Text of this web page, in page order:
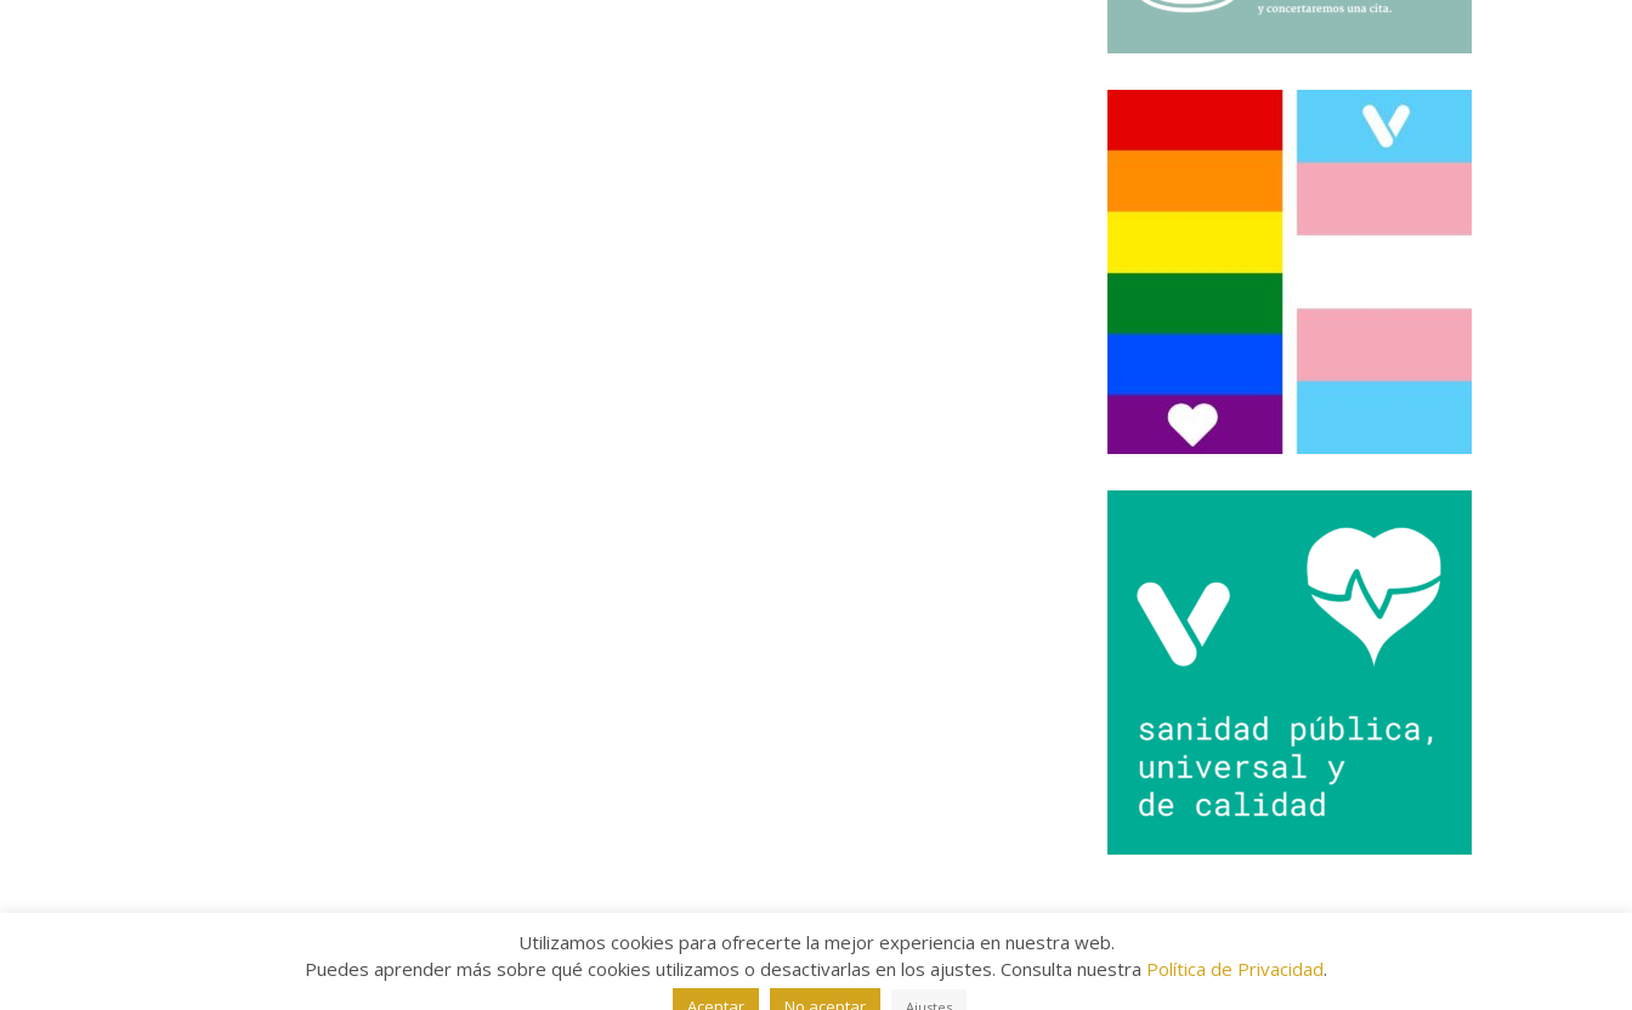
Aviso legal/Política de Privacidad /
Utilizamos cookies para ofrecerte la mejor experiencia en nuestra web.
Puedes aprender más sobre qué cookies utilizamos o desactivarlas en los ajustes. Consulta nuestra Política de Privacidad.